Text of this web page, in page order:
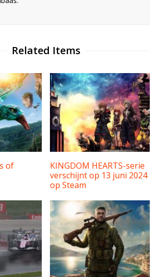
Related Items
of
KINGDOM HEARTS-serie
verschijnt op 13 juni 2024
op Steam